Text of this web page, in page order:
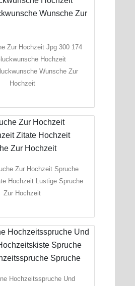
Zur Hochzeit Jpg 300 174
Hochzeit
Wunsche Zur
Hochzeit
Zur Hochzeit Spruche
Hochzeit Lustige Spruche
Zur Hochzeit
Hochzeitsspruche Und